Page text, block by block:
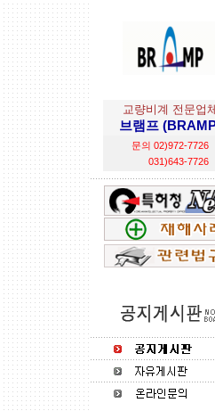
교량비계 전문업체
브램프
문의 02)972-7726
031)643-7726